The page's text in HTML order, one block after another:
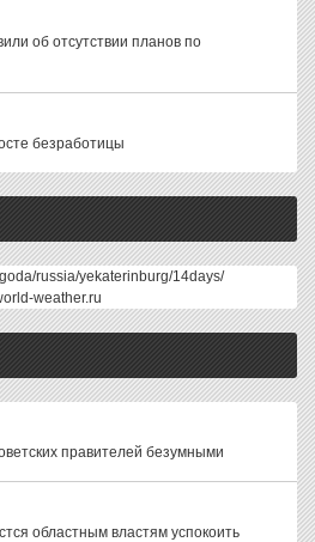
об отсутствии планов по
безработицы
russia/yekaterinburg/14days/
weather.ru
правителей безумными
областным властям успокоить